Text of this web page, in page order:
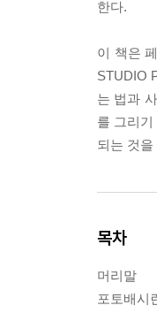
한다.
이 책은
STUDIO
는 법과
를 그리
되는 것
목차
머리말
포토배시